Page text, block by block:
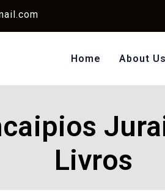
Home About Us
Livros